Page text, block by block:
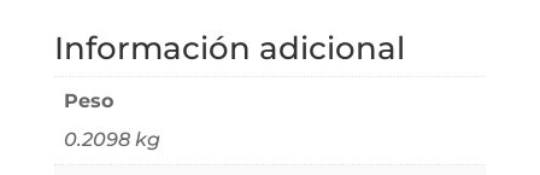
Información adicional
Peso
0.2098 kg